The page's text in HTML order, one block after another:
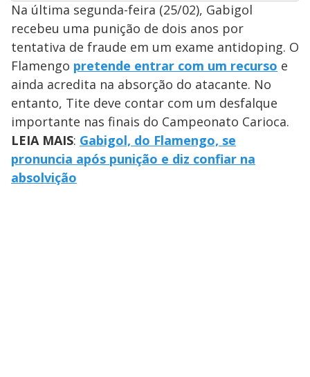
Na última segunda-feira (25/02), Gabigol
recebeu uma punição de dois anos por
tentativa de fraude em um exame antidoping. O
Flamengo pretende entrar com um recurso e
ainda acredita na absorção do atacante. No
entanto, Tite deve contar com um desfalque
importante nas finais do Campeonato Carioca.
LEIA MAIS: Gabigol, do Flamengo, se
pronuncia após punição e diz confiar na
absolvição